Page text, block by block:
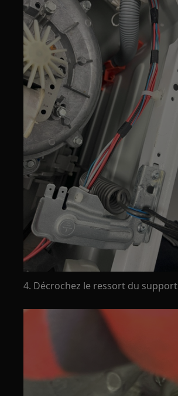
4. Décrochez le ressort du